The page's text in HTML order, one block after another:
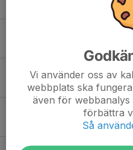
Rocka Sockorna 21/3
Sista månadern
5 mar, 06:52 0
OBS! Inställd träning
7 feb, 14:58 0
Vi använder oss av
webbplats ska
även för webbanalys
förbättra
Så